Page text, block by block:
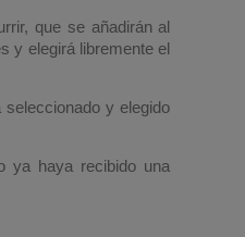
que se añadirán al
y elegirá libremente el
y elegido
ya haya recibido una